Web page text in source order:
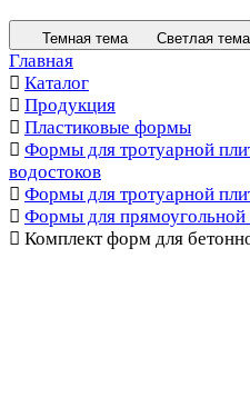
Темная тема Светлая тема
Главная
Каталог
Продукция
Пластиковые формы
Формы для тротуарной
водостоков
Формы для тротуарной
Формы для прямоугольной
Комплект форм для